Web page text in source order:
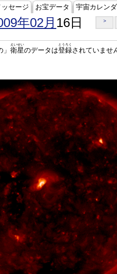
セージ お宝データ 宇宙カレン
年02月 16日 >
衛星
えいせい
のデータは登録
とうろく
されていませ